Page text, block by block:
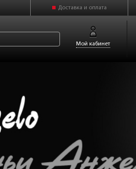
Доставка и оплата
Мой кабинет